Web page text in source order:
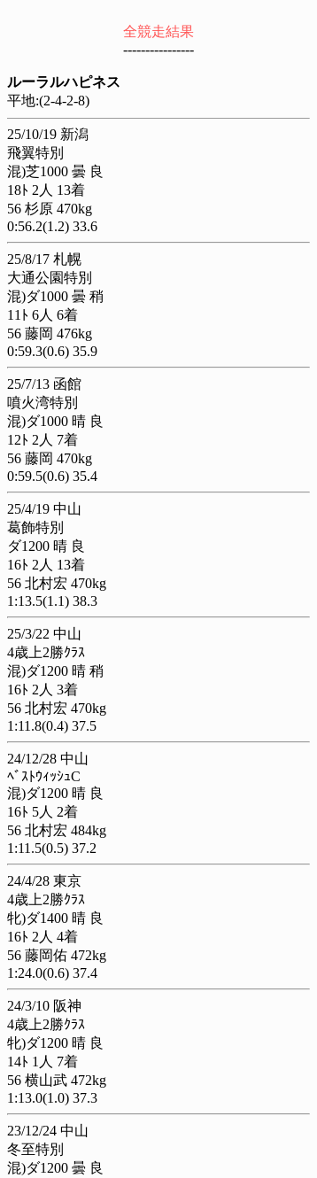
全競走結果
----------------
ルーラルハピネス
平地:(2-4-2-8)
25/10/19 新潟
飛翼特別
混)芝1000 曇 良
18ﾄ 2人 13着
56 杉原 470kg
0:56.2(1.2) 33.6
25/8/17 札幌
大通公園特別
混)ダ1000 曇 稍
11ﾄ 6人 6着
56 藤岡 476kg
0:59.3(0.6) 35.9
25/7/13 函館
噴火湾特別
混)ダ1000 晴 良
12ﾄ 2人 7着
56 藤岡 470kg
0:59.5(0.6) 35.4
25/4/19 中山
葛飾特別
ダ1200 晴 良
16ﾄ 2人 13着
56 北村宏 470kg
1:13.5(1.1) 38.3
25/3/22 中山
4歳上2勝ｸﾗｽ
混)ダ1200 晴 稍
16ﾄ 2人 3着
56 北村宏 470kg
1:11.8(0.4) 37.5
24/12/28 中山
ﾍﾞｽﾄｳｨｯｼｭC
混)ダ1200 晴 良
16ﾄ 5人 2着
56 北村宏 484kg
1:11.5(0.5) 37.2
24/4/28 東京
4歳上2勝ｸﾗｽ
牝)ダ1400 晴 良
16ﾄ 2人 4着
56 藤岡佑 472kg
1:24.0(0.6) 37.4
24/3/10 阪神
4歳上2勝ｸﾗｽ
牝)ダ1200 晴 良
14ﾄ 1人 7着
56 横山武 472kg
1:13.0(1.0) 37.3
23/12/24 中山
冬至特別
混)ダ1200 曇 良